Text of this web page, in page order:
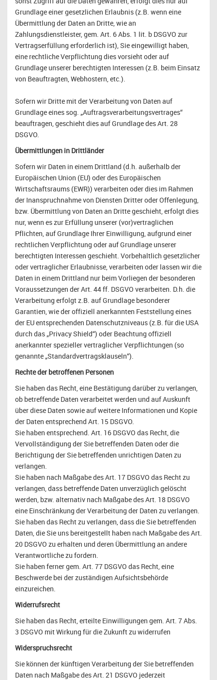
Grundlage einer gesetzlichen Erlaubnis (z.B. wenn eine
Übermittlung der Daten an Dritte, wie an
Zahlungsdienstleister, gem. Art. 6 Abs. 1 lit. b DSGVO zur
Vertragserfüllung erforderlich ist), Sie eingewilligt haben,
eine rechtliche Verpflichtung dies vorsieht oder auf
Grundlage unserer berechtigten Interessen (z.B. beim Einsatz
von Beauftragten, Webhostern, etc.).
Sofern wir Dritte mit der Verarbeitung von Daten auf
Grundlage eines sog. „Auftragsverarbeitungsvertrages“
beauftragen, geschieht dies auf Grundlage des Art. 28
DSGVO.
Übermittlungen in Drittländer
Sofern wir Daten in einem Drittland (d.h. außerhalb der
Europäischen Union (EU) oder des Europäischen
Wirtschaftsraums (EWR)) verarbeiten oder dies im Rahmen
der Inanspruchnahme von Diensten Dritter oder Offenlegung,
bzw. Übermittlung von Daten an Dritte geschieht, erfolgt dies
nur, wenn es zur Erfüllung unserer (vor)vertraglichen
Pflichten, auf Grundlage Ihrer Einwilligung, aufgrund einer
rechtlichen Verpflichtung oder auf Grundlage unserer
berechtigten Interessen geschieht. Vorbehaltlich gesetzlicher
oder vertraglicher Erlaubnisse, verarbeiten oder lassen wir die
Daten in einem Drittland nur beim Vorliegen der besonderen
Voraussetzungen der Art. 44 ff. DSGVO verarbeiten. D.h. die
Verarbeitung erfolgt z.B. auf Grundlage besonderer
Garantien, wie der offiziell anerkannten Feststellung eines
der EU entsprechenden Datenschutzniveaus (z.B. für die USA
durch das „Privacy Shield“) oder Beachtung offiziell
anerkannter spezieller vertraglicher Verpflichtungen (so
genannte „Standardvertragsklauseln“).
Rechte der betroffenen Personen
Sie haben das Recht, eine Bestätigung darüber zu verlangen,
ob betreffende Daten verarbeitet werden und auf Auskunft
über diese Daten sowie auf weitere Informationen und Kopie
der Daten entsprechend Art. 15 DSGVO.
Sie haben entsprechend. Art. 16 DSGVO das Recht, die
Vervollständigung der Sie betreffenden Daten oder die
Berichtigung der Sie betreffenden unrichtigen Daten zu
verlangen.
Sie haben nach Maßgabe des Art. 17 DSGVO das Recht zu
verlangen, dass betreffende Daten unverzüglich gelöscht
werden, bzw. alternativ nach Maßgabe des Art. 18 DSGVO
eine Einschränkung der Verarbeitung der Daten zu verlangen.
Sie haben das Recht zu verlangen, dass die Sie betreffenden
Daten, die Sie uns bereitgestellt haben nach Maßgabe des Art.
20 DSGVO zu erhalten und deren Übermittlung an andere
Verantwortliche zu fordern.
Sie haben ferner gem. Art. 77 DSGVO das Recht, eine
Beschwerde bei der zuständigen Aufsichtsbehörde
einzureichen.
Widerrufsrecht
Sie haben das Recht, erteilte Einwilligungen gem. Art. 7 Abs.
3 DSGVO mit Wirkung für die Zukunft zu widerrufen
Widerspruchsrecht
Sie können der künftigen Verarbeitung der Sie betreffenden
Daten nach Maßgabe des Art. 21 DSGVO jederzeit